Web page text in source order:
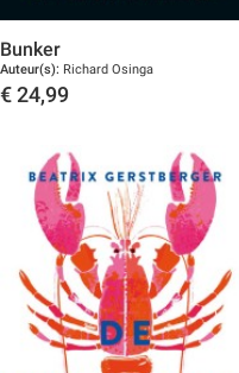
Bunker
Auteur(s): Richard Osinga
€ 24,99